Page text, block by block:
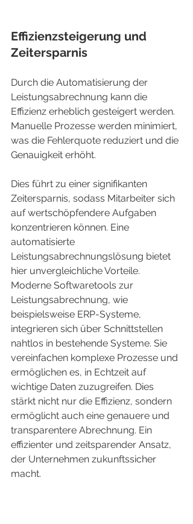
Effizienzsteigerung und
Zeitersparnis
Durch die Automatisierung der
Leistungsabrechnung kann die
Effizienz erheblich gesteigert werden.
Manuelle Prozesse werden minimiert,
was die Fehlerquote reduziert und die
Genauigkeit erhöht.
Dies führt zu einer signifikanten
Zeitersparnis, sodass Mitarbeiter sich
auf wertschöpfendere Aufgaben
konzentrieren können. Eine
automatisierte
Leistungsabrechnungslösung bietet
hier unvergleichliche Vorteile.
Moderne Softwaretools zur
Leistungsabrechnung, wie
beispielsweise ERP-Systeme,
integrieren sich über Schnittstellen
nahtlos in bestehende Systeme. Sie
vereinfachen komplexe Prozesse und
ermöglichen es, in Echtzeit auf
wichtige Daten zuzugreifen. Dies
stärkt nicht nur die Effizienz, sondern
ermöglicht auch eine genauere und
transparentere Abrechnung. Ein
effizienter und zeitsparender Ansatz,
der Unternehmen zukunftssicher
macht.